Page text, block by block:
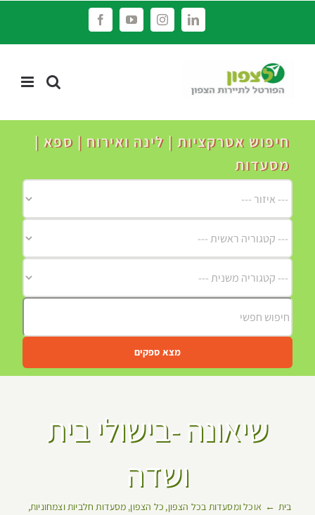
LinkedIn
Instagram
YouTube
Facebook
חיפוש אטרקציות | לינה ואירוח | ספא |
מסעדות
מצא ספקים
שיאונה -בישולי בית
ושדה
בית אוכל ומסעדות בכל הצפון כל הצפון מסעדות חלביות וצמחוניות